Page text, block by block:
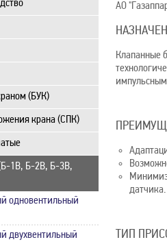
(БУК)
крана (СПК)
1В, Б-2В, Б-3В,
одновентильный
двухвентильный
АО
Клапанные
датчика.
ТИП